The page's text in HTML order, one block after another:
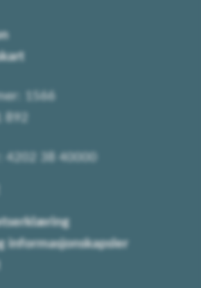
1566
38 40000
informasjonskapsler